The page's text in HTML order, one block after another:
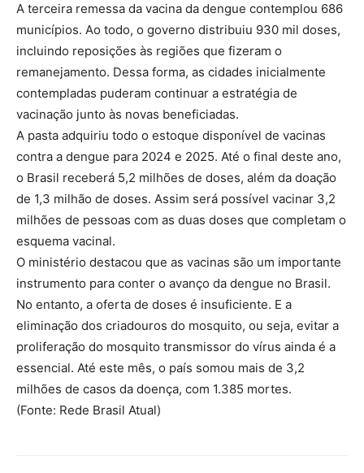
A terceira remessa da vacina da dengue contemplou 686
municípios. Ao todo, o governo distribuiu 930 mil doses,
incluindo reposições às regiões que fizeram o
remanejamento. Dessa forma, as cidades inicialmente
contempladas puderam continuar a estratégia de
vacinação junto às novas beneficiadas.
A pasta adquiriu todo o estoque disponível de vacinas
contra a dengue para 2024 e 2025. Até o final deste ano,
o Brasil receberá 5,2 milhões de doses, além da doação
de 1,3 milhão de doses. Assim será possível vacinar 3,2
milhões de pessoas com as duas doses que completam o
esquema vacinal.
O ministério destacou que as vacinas são um importante
instrumento para conter o avanço da dengue no Brasil.
No entanto, a oferta de doses é insuficiente. E a
eliminação dos criadouros do mosquito, ou seja, evitar a
proliferação do mosquito transmissor do vírus ainda é a
essencial. Até este mês, o país somou mais de 3,2
milhões de casos da doença, com 1.385 mortes.
(Fonte: Rede Brasil Atual)